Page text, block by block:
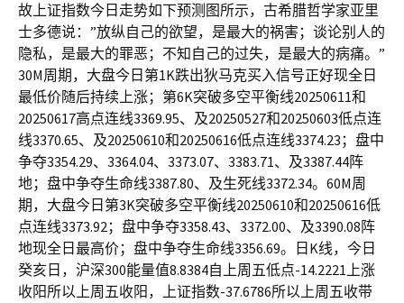
故上证指数今日走势如下预测图所示，古希腊哲学家亚里
士多德说：”放纵自己的欲望，是最大的祸害；谈论别人的
隐私，是最大的罪恶；不知自己的过失，是最大的病痛。”
30M周期，大盘今日第1K跌出狄马克买入信号正好现全日
最低价随后持续上涨；第6K突破多空平衡线20250611和
20250617高点连线3369.95、及20250527和20250603低点连
线3370.65、及20250610和20250616低点连线3374.23；盘中
争夺3354.29、3364.04、3373.07、3383.71、及3387.44阵
地；盘中争夺生命线3387.80、及生死线3372.34。60M周
期，大盘今日第3K突破多空平衡线20250610和20250616低
点连线3373.92；盘中争夺3358.43、3372.00、及3390.08阵
地现全日最高价；盘中争夺生命线3356.69。日K线，今日
癸亥日，沪深300能量值8.8384自上周五低点-14.2221上涨
收阳所以上周五收阳，上证指数-37.6786所以上周五收带